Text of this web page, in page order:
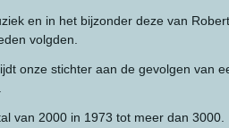
en in het bijzonder deze van
volgden.
onze stichter aan de gevolgen van
van 2000 in 1973 tot meer dan